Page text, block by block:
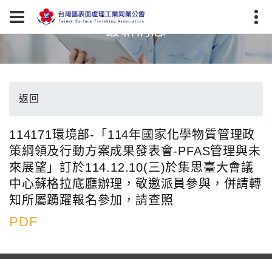
最新消息
返回
114171環境部-「114年國家化學物質管理政
策綱領及行動方案成果發表會-PFAS管理與未
來展望」訂於114.12.10(三)於集思臺大會議
中心蘇格拉底廳辦理，敬邀派員參與，併請轉
知所屬踴躍報名參加，請查照
PDF